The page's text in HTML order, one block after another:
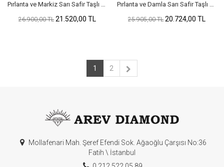
Pırlanta ve Markiz Sarı Safir Taşlı Altın Küpe
26.900,00 TL 21.520,00 TL
Pırlanta ve Damla Sarı Safir Taşlı Altın Küpe
25.905,00 TL 20.724,00 TL
1 2
Mollafenari Mah. Şeref Efendi Sok. Ağaoğlu Çarşısı No:36
Fatih \ İstanbul